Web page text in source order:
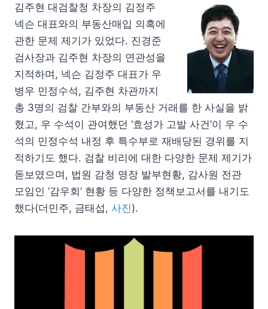
김주현 대검찰청 차장의 김정주
넥슨 대표와의 부동산매입 의혹에
관한 문제 제기가 있었다. 진경준
검사장과 김주현 차장의 연관성을
지적하며, 넥슨 김정주 대표가 우
병우 민정수석, 김주현 차관까지
총 3명의 검찰 간부와의 부동산 거래를 한 사실을 밝
혔고, 우 수석이 관여했던 ‘효성가 고발 사건’이 우 수
석의 민정수석 내정 후 특수부로 재배당된 경위를 지
적하기도 했다. 검찰 비리에 대한 다양한 문제 제기가
돋보였으며, 법원 감청 영장 발부현황, 감사원 전관
모임인 ‘감우회’ 현황 등 다양한 정책보고서를 내기도
했다(더민주, 금태섭, 사진).